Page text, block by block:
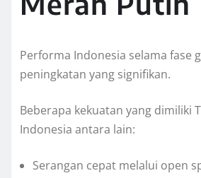
Performa Indonesia selama fase
peningkatan yang signifikan.
Beberapa kekuatan yang dimiliki
Indonesia antara lain:
Serangan cepat melalui open